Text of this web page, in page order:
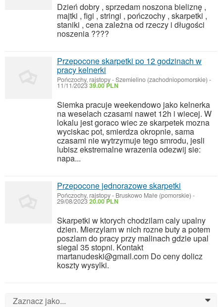
Dzień dobry , sprzedam noszona bieliznę ,
majtki , figi , stringi , pończochy , skarpetki ,
staniki , cena zależna od rzeczy i długości
noszenia ????
Przepocone skarpetki po 12 godzinach w
pracy kelnerki
Pończochy, rajstopy-Szemielino (zachodniopomorskie) -
11/11/202339.00 PLN
Siemka pracuje weekendowo jako kelnerka
na weselach czasami nawet 12h i wiecej. W
lokalu jest goraco wiec ze skarpetek mozna
wyciskac pot, smierdza okropnie, sama
czasami nie wytrzymuje tego smrodu, jesli
lubisz ekstremalne wrazenia odezwij sie:
napa...
Przepocone jednorazowe skarpetki
Pończochy, rajstopy- Bruskowo Małe (pomorskie) -
29/08/202320.00 PLN
Skarpetki w ktorych chodzilam caly upalny
dzien. Mierzylam w nich rozne buty a potem
poszlam do pracy przy malinach gdzie upal
siegal 35 stopni. Kontakt
martanudeski@gmail.com Do ceny dolicz
koszty wysylki.
Zaznacz jako... 0